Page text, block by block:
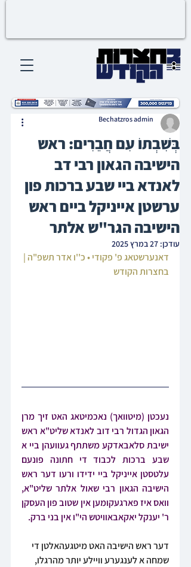
בְּשִׁבְתוֹ עִם חֲבֵרִים: ראש
הישיבה הגאון רבי דב
לאנדא ביי שבע ברכות פון
ערשטן אייניקל ביים ראש
הישיבה הגר"ש אלתר
Bechatzros admin
עודכן: 27 במרץ 2025
דאנערשטאג פ' פקודי • כ''ו אדר תשפ"ה |
בחצרות הקודש
ר' יענקל יאקאבאוויטש הי"ו אין בני ברק.
דער ראש הישיבה האט מיטגעהאלטן די
שמחה א לענגערע וויילע יותר מהרגלו,